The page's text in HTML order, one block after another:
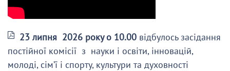
23 липня 2026 року о 10.00 відбулось засідання
постійної комісії з науки і освіти, інновацій,
молоді, сім’ї і спорту, культури та духовності